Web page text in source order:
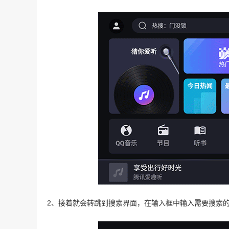
2、接着就会转跳到搜索界面，在输入框中输入需要搜索